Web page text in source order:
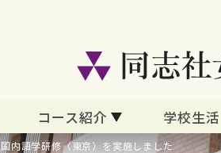
コース紹介 学校生活
国内語学研修（東京）を実施しました